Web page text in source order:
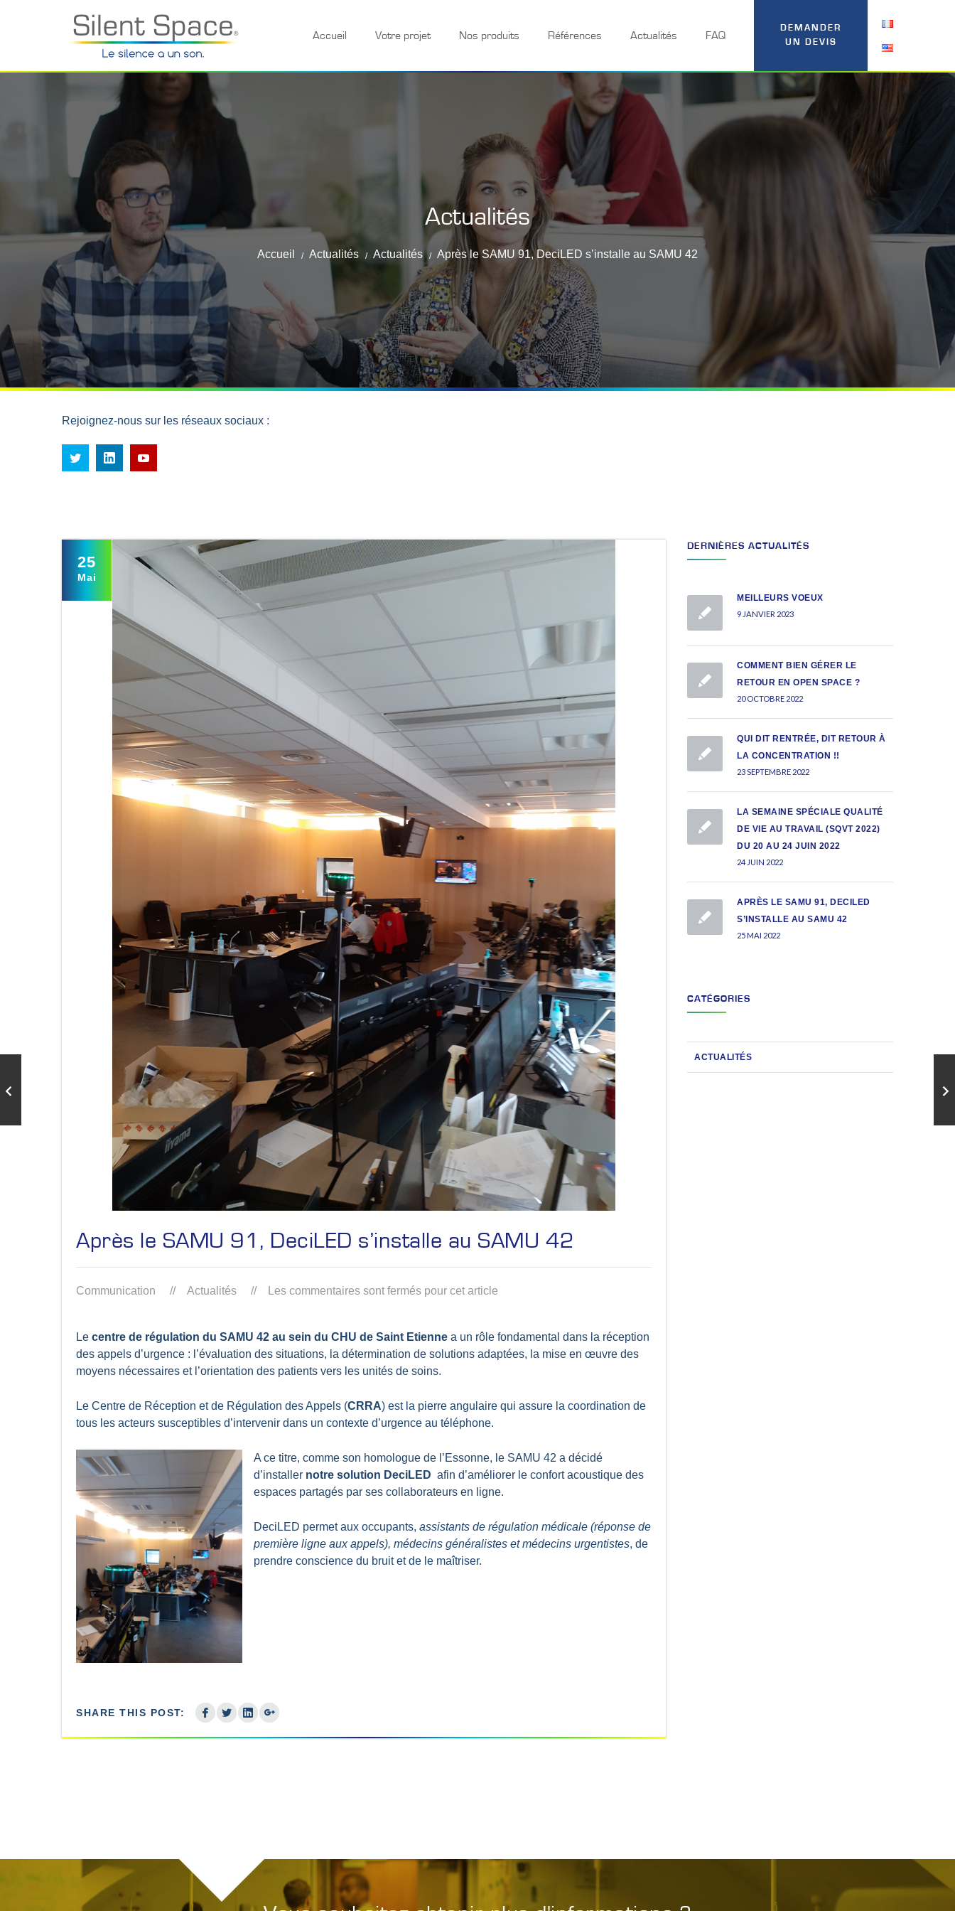
Accueil Votre projet Nos produits Références Actualités FAQ
DEMANDER
UN DEVIS
Actualités
Accueil Actualités Actualités Après le SAMU 91, DeciLED s’installe au SAMU 42
Rejoignez-nous sur les réseaux sociaux :
25
Mai
Après le SAMU 91, DeciLED s’installe au SAMU 42
Communication Actualités Les commentaires sont fermés pour cet article
Le centre de régulation du SAMU 42 au sein du CHU de Saint Etienne a un rôle fondamental dans la réception
des appels d’urgence : l’évaluation des situations, la détermination de solutions adaptées, la mise en œuvre des
moyens nécessaires et l’orientation des patients vers les unités de soins.
Le Centre de Réception et de Régulation des Appels (CRRA) est la pierre angulaire qui assure la coordination de
tous les acteurs susceptibles d’intervenir dans un contexte d’urgence au téléphone.
A ce titre, comme son homologue de l’Essonne, le SAMU 42 a décidé
d’installer notre solution DeciLED afin d’améliorer le confort acoustique des
espaces partagés par ses collaborateurs en ligne.
DeciLED permet aux occupants, assistants de régulation médicale (réponse de
première ligne aux appels), médecins généralistes et médecins urgentistes, de
prendre conscience du bruit et de le maîtriser.
SHARE THIS POST:
DERNIÈRES ACTUALITÉS
MEILLEURS VOEUX
9 JANVIER 2023
COMMENT BIEN GÉRER LE
RETOUR EN OPEN SPACE ?
20 OCTOBRE 2022
QUI DIT RENTRÉE, DIT RETOUR À
LA CONCENTRATION !!
23 SEPTEMBRE 2022
LA SEMAINE SPÉCIALE QUALITÉ
DE VIE AU TRAVAIL (SQVT 2022)
DU 20 AU 24 JUIN 2022
24 JUIN 2022
APRÈS LE SAMU 91, DECILED
S’INSTALLE AU SAMU 42
25 MAI 2022
CATÉGORIES
ACTUALITÉS